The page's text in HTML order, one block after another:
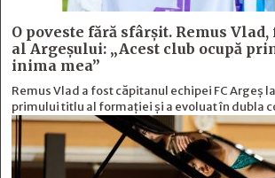
O poveste fără sfârşit. Remus
al Argeşului: „Acest club ocupă
inima mea”
Remus Vlad a fost căpitanul echipei FC Argeș
primului titlu al formației și a evoluat în dubla